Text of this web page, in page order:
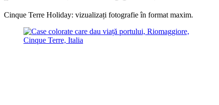
Cinque Terre Holiday: vizualizați fotografie în format maxim.